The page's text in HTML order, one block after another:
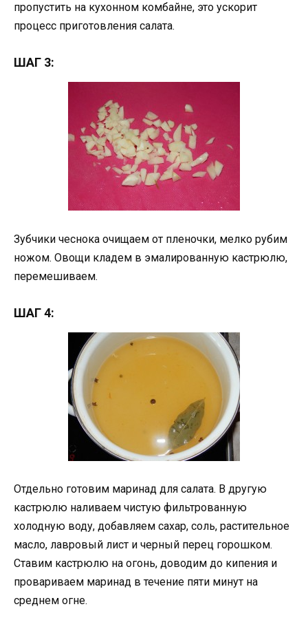
пропустить на кухонном комбайне, это ускорит
процесс приготовления салата.
ШАГ 3:
Зубчики чеснока очищаем от пленочки, мелко рубим
ножом. Овощи кладем в эмалированную кастрюлю,
перемешиваем.
ШАГ 4:
Отдельно готовим маринад для салата. В другую
кастрюлю наливаем чистую фильтрованную
холодную воду, добавляем сахар, соль, растительное
масло, лавровый лист и черный перец горошком.
Ставим кастрюлю на огонь, доводим до кипения и
провариваем маринад в течение пяти минут на
среднем огне.